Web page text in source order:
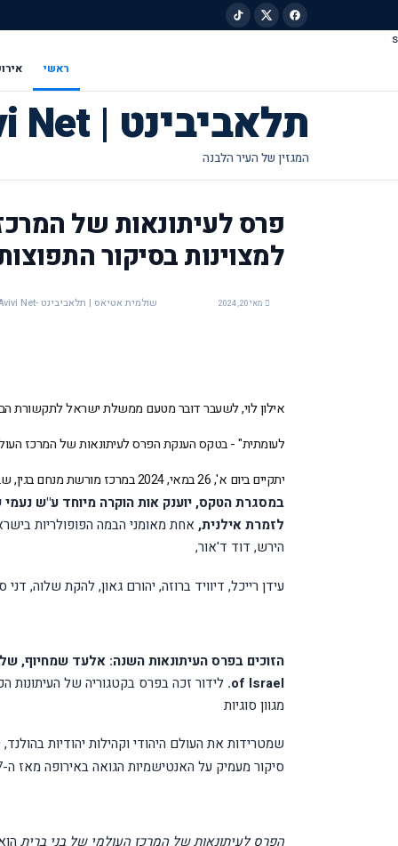
s
ראשי
תלאביבינט | Tel Avivi Net
למצוינות בסיקור
מאי 20, 2024 שולמית אטיאס | תלאביבינט -Tel Avivi Net
אילון לוי, לשעבר דובר מטעם ממשלת ישראל לתקשורת
לעומתית" - בטקס הענקת הפרס לעיתונאות של המרכז העולמי של בני ברית לשנת 2024
יתקיים ביום א', 26 במאי, 2024 במרכז מורשת מנחם בגין, ש.א. נכון 6, ירושלים בשעה 19:00 (קבלת פנים בשעה 18:30).
במסגרת הטקס, יוענק אות הוקרה מיוחד ע"ש
לזמרת אילנית, אחת מאומני הבמה הפופולריות
הירש, דוד ד'אור,
עידן רייכל, דיוויד ברוזה, יהורם גאון, להקת שלוה,
הזוכים בפרס העיתונאות השנה: אלעד שמחיוף, שליח חדשות 12 לאירופה וכנען לידור,
of Israel
.
מגוון סוגיות
שמטרידות את העולם היהודי וקהילות יהודיות
סיקור מעמיק על האנטישמיות הגואה באירופה מאז ה-7 באוקטובר ועבור סדרת ההסכתים שלו "אחד ביום".
הפרס לעיתונאות של המרכז העולמי של בני ברית